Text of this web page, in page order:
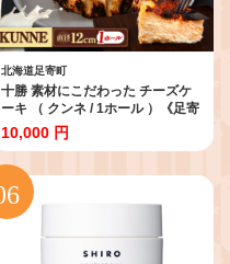
北海道足寄町
十勝 素材にこだわった チーズケ
ーキ （ クンネ / 1ホール ）《足寄
町》【株式会社ASCOM】 ちーず
けーき ti-zuke-ki ホールケーキ ホ
ール ケーキ けーき バスクチーズ
バスクチーズケーキ 濃厚 デザー
ト 菓子 スイーツ ギフト グルメ 北
海道 道産 10000 10000円
10,000 円